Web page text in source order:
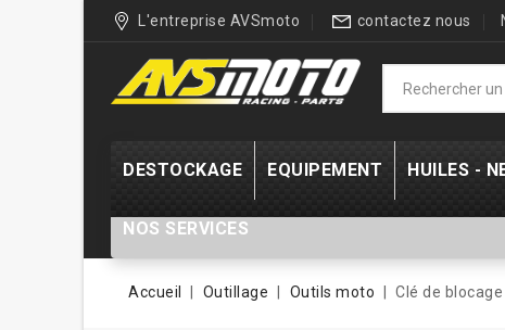
L'entreprise AVSmoto contactez nous
DESTOCKAGE EQUIPEMENT HUILES -
NOS SERVICES
Accueil Outillage Outils moto Clé de